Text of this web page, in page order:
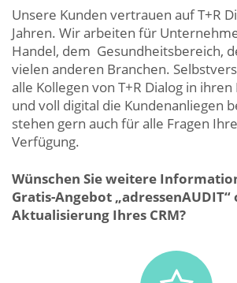
Unsere Kunden vertrauen auf T+R
Jahren. Wir arbeiten für
Handel, dem Gesundheitsbereich,
vielen anderen Branchen.
alle Kollegen von T+R Dialog in
und voll digital die Kundenanliegen
stehen gern auch für alle Fragen
Verfügung.
Wünschen Sie weitere
Gratis-Angebot
Aktualisierung Ihres CRM?